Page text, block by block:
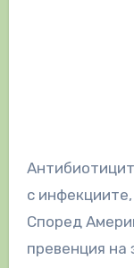
Антибиотиците са лекарства, които се борят
с
Според
превенция на